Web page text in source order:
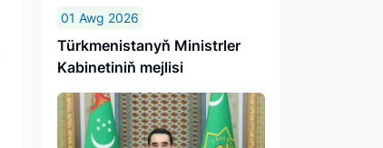
01 Awg 2026
Türkmenistanyň Ministrler
Kabinetiniň mejlisi